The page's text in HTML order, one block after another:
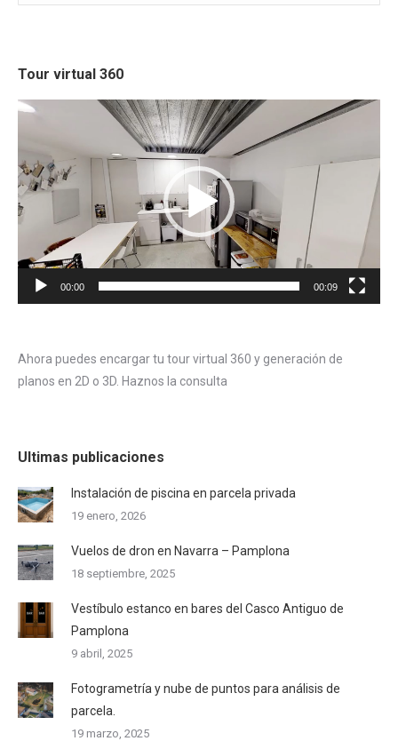
Tour virtual 360
Reproductor
00:00 00:09
Ahora puedes encargar tu tour virtual 360 y generación de
planos en 2D o 3D. Haznos la consulta
Ultimas publicaciones
Instalación de piscina en parcela privada
19 enero, 2026
Vuelos de dron en Navarra – Pamplona
18 septiembre, 2025
Vestíbulo estanco en bares del Casco Antiguo de
Pamplona
9 abril, 2025
Fotogrametría y nube de puntos para análisis de
parcela.
19 marzo, 2025